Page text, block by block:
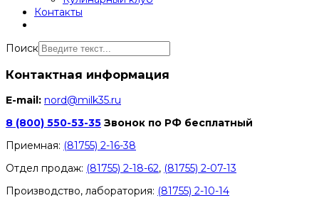
Контакты
Поиск
Контактная информация
E-mail: nord@milk35.ru
8 (800) 550-53-35 Звонок по РФ бесплатный
Приемная: (81755) 2-16-38
Отдел продаж: (81755) 2-18-62, (81755) 2-07-13
Производство, лаборатория: (81755) 2-10-14